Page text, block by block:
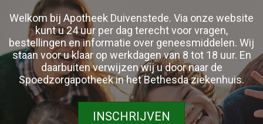
Welkom bij Apotheek Duivenstede. Via onze website
kunt u 24 uur per dag terecht voor vragen,
bestellingen en informatie over geneesmiddelen. Wij
staan voor u klaar op werkdagen van 8 tot 18 uur. En
daarbuiten verwijzen wij u door naar de
Spoedzorgapotheek in het Bethesda ziekenhuis.
INSCHRIJVEN